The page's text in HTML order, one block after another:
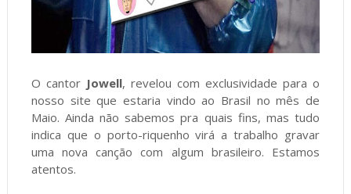
O cantor Jowell, revelou com exclusividade para o
nosso site que estaria vindo ao Brasil no mês de
Maio. Ainda não sabemos pra quais fins, mas tudo
indica que o porto-riquenho virá a trabalho gravar
uma nova canção com algum brasileiro. Estamos
atentos.